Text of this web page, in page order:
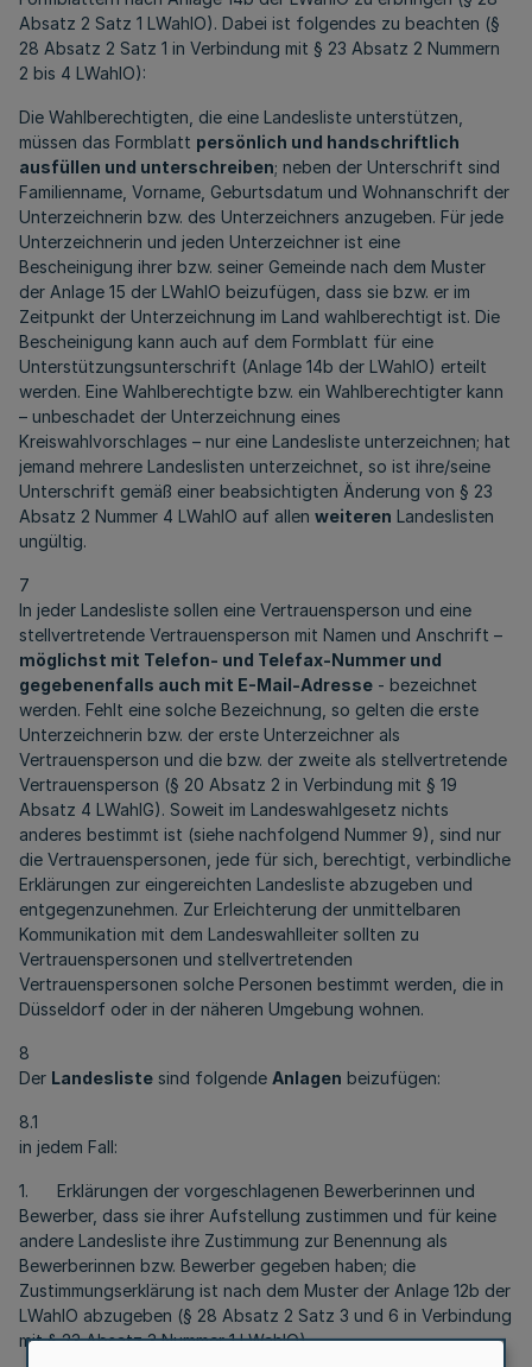
Absatz 2 Satz 1 LWahlO). Dabei ist folgendes zu beachten (§
28 Absatz 2 Satz 1 in Verbindung mit § 23 Absatz 2 Nummern
2 bis 4 LWahlO):
Die Wahlberechtigten, die eine Landesliste unterstützen,
müssen das Formblatt persönlich und handschriftlich
ausfüllen und unterschreiben; neben der Unterschrift sind
Familienname, Vorname, Geburtsdatum und Wohnanschrift der
Unterzeichnerin bzw. des Unterzeichners anzugeben. Für jede
Unterzeichnerin und jeden Unterzeichner ist eine
Bescheinigung ihrer bzw. seiner Gemeinde nach dem Muster
der Anlage 15 der LWahlO beizufügen, dass sie bzw. er im
Zeitpunkt der Unterzeichnung im Land wahlberechtigt ist. Die
Bescheinigung kann auch auf dem Formblatt für eine
Unterstützungsunterschrift (Anlage 14b der LWahlO) erteilt
werden. Eine Wahlberechtigte bzw. ein Wahlberechtigter kann
– unbeschadet der Unterzeichnung eines
Kreiswahlvorschlages – nur eine Landesliste unterzeichnen; hat
jemand mehrere Landeslisten unterzeichnet, so ist ihre/seine
Unterschrift gemäß einer beabsichtigten Änderung von § 23
Absatz 2 Nummer 4 LWahlO auf allen weiteren Landeslisten
ungültig.
7
In jeder Landesliste sollen eine Vertrauensperson und eine
stellvertretende Vertrauensperson mit Namen und Anschrift –
möglichst mit Telefon- und Telefax-Nummer und
gegebenenfalls auch mit E-Mail-Adresse - bezeichnet
werden. Fehlt eine solche Bezeichnung, so gelten die erste
Unterzeichnerin bzw. der erste Unterzeichner als
Vertrauensperson und die bzw. der zweite als stellvertretende
Vertrauensperson (§ 20 Absatz 2 in Verbindung mit § 19
Absatz 4 LWahlG). Soweit im Landeswahlgesetz nichts
anderes bestimmt ist (siehe nachfolgend Nummer 9), sind nur
die Vertrauenspersonen, jede für sich, berechtigt, verbindliche
Erklärungen zur eingereichten Landesliste abzugeben und
entgegenzunehmen. Zur Erleichterung der unmittelbaren
Kommunikation mit dem Landeswahlleiter sollten zu
Vertrauenspersonen und stellvertretenden
Vertrauenspersonen solche Personen bestimmt werden, die in
Düsseldorf oder in der näheren Umgebung wohnen.
8
Der Landesliste sind folgende Anlagen beizufügen:
8.1
in jedem Fall:
1. Erklärungen der vorgeschlagenen Bewerberinnen und
Bewerber, dass sie ihrer Aufstellung zustimmen und für keine
andere Landesliste ihre Zustimmung zur Benennung als
Bewerberinnen bzw. Bewerber gegeben haben; die
Zustimmungserklärung ist nach dem Muster der Anlage 12b der
LWahlO abzugeben (§ 28 Absatz 2 Satz 3 und 6 in Verbindung
mit § 23 Absatz 3 Nummer 1 LWahlO),